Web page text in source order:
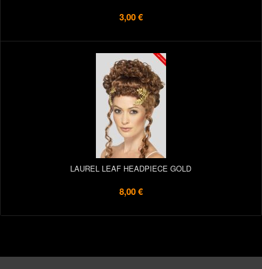
3,00 €
LAUREL LEAF HEADPIECE GOLD
8,00 €